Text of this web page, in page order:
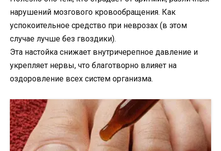
нарушений мозгового кровообращения. Как
успокоительное средство при неврозах (в этом
случае лучше без гвоздики).
Эта настойка снижает внутричерепное давление и
укрепляет нервы, что благотворно влияет на
оздоровление всех систем организма.